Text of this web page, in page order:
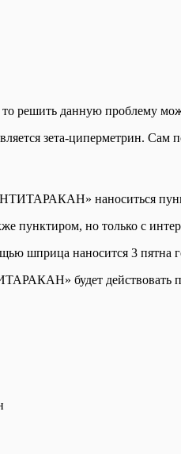
то решить данную
зета-циперметрин. Сам
наноситься
пунктиром, но только с
шприца наносится 3 пятна
будет действовать